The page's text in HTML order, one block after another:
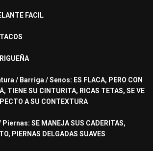
FACIL
/ Barriga / Senos: ES FLACA, PERO CON
TIENE SU CINTURITA, RICAS TETAS, SE VE
A SU CONTEXTURA
SE MANEJA SUS CADERITAS,
PIERNAS DELGADAS SUAVES